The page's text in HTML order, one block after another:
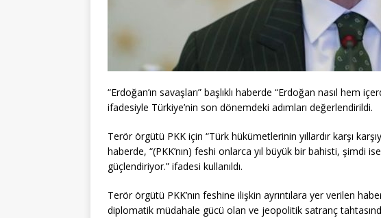
“Erdoğan’ın savaşları” başlıklı haberde “Erdoğan nasıl hem
ifadesiyle Türkiye’nin son dönemdeki adımları değerlendirildi.
Terör örgütü PKK için “Türk hükümetlerinin yıllardır karşı
haberde, “(PKK’nın) feshi onlarca yıl büyük bir bahisti, şimdi
güçlendiriyor.” ifadesi kullanıldı.
Terör örgütü PKK’nın feshine ilişkin ayrıntılara yer verilen
diplomatik müdahale gücü olan ve jeopolitik satranç